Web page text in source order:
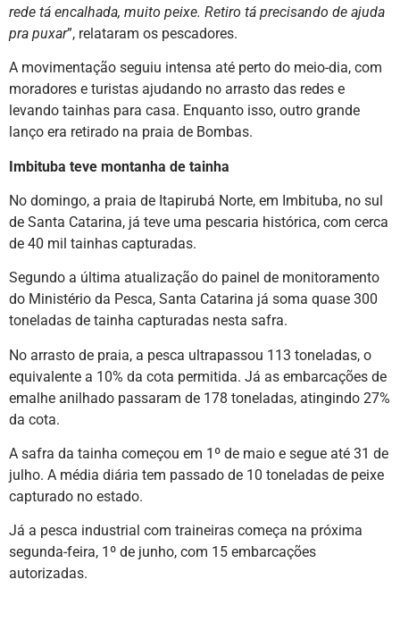
rede tá encalhada, muito peixe. Retiro tá precisando de ajuda
pra puxar”, relataram os pescadores.
A movimentação seguiu intensa até perto do meio-dia, com
moradores e turistas ajudando no arrasto das redes e
levando tainhas para casa. Enquanto isso, outro grande
lanço era retirado na praia de Bombas.
Imbituba teve montanha de tainha
No domingo, a praia de Itapirubá Norte, em Imbituba, no sul
de Santa Catarina, já teve uma pescaria histórica, com cerca
de 40 mil tainhas capturadas.
Segundo a última atualização do painel de monitoramento
do Ministério da Pesca, Santa Catarina já soma quase 300
toneladas de tainha capturadas nesta safra.
No arrasto de praia, a pesca ultrapassou 113 toneladas, o
equivalente a 10% da cota permitida. Já as embarcações de
emalhe anilhado passaram de 178 toneladas, atingindo 27%
da cota.
A safra da tainha começou em 1º de maio e segue até 31 de
julho. A média diária tem passado de 10 toneladas de peixe
capturado no estado.
Já a pesca industrial com traineiras começa na próxima
segunda-feira, 1º de junho, com 15 embarcações
autorizadas.